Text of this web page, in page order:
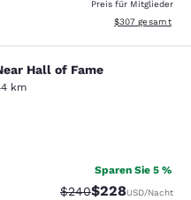
Preis für Mitglieder
Geschätzte
$307 gesamt
of Fame
Hall of Fame
km
Mittelmäßig. 326 Bewertungen
Sparen Sie 5 %
Durchgestrichener
$240Vergünstigter
$228USD/Nacht